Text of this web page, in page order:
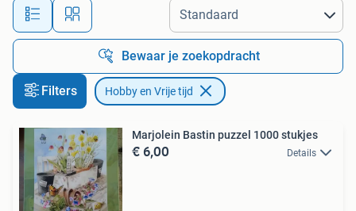
Alle afstanden…
Bewaar je zoekopdracht
Filters Hobby en Vrije tijd
Marjolein Bastin puzzel 1000 stukjes
€ 6,00 Details